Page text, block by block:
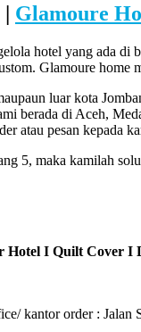
| Glamoure
hotel yang ada di
Glamoure
luar kota
berada di Aceh,
atau pesan kepada
5, maka kamilah
Hotel I Quilt Cover
kantor order : Jalan